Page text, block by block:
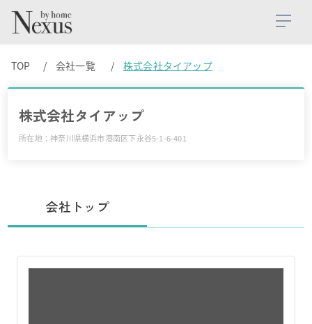
TOP 会社一覧 株式会社タイアップ
株式会社タイアップ
所在地：神奈川県横浜市港南区下永谷5-1-6-401
会社トップ